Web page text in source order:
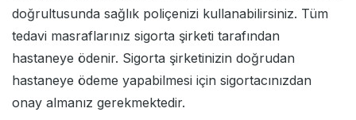
doğrultusunda sağlık poliçenizi kullanabilirsiniz. Tüm
tedavi masraflarınız sigorta şirketi tarafından
hastaneye ödenir. Sigorta şirketinizin doğrudan
hastaneye ödeme yapabilmesi için sigortacınızdan
onay almanız gerekmektedir.